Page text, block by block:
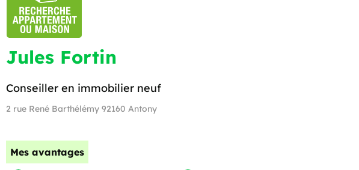
Jules Fortin
Conseiller en immobilier neuf
2 rue René Barthélémy 92160 Antony
Mes avantages